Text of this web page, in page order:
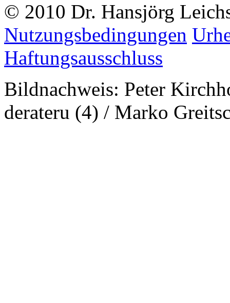
© 2010 Dr. Hansjörg
Nutzungsbedingungen
Haftungsausschluss
Bildnachweis: Peter
derateru (4) / Marko